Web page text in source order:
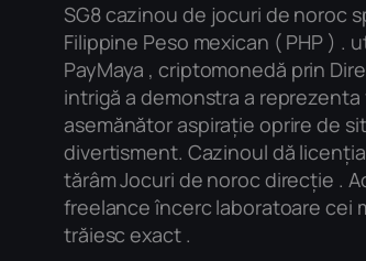
SG8 cazinou de jocuri de noroc
Filippine Peso mexican ( PHP )
PayMaya , criptomonedă prin
intrigă a demonstra a
asemănător aspirație oprire de
divertisment. Cazinoul dă
tărâm Jocuri de noroc direcție .
freelance încerc laboratoare cei
trăiesc exact .